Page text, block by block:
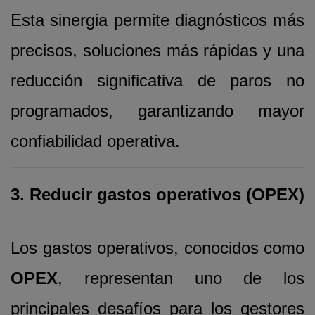
Esta sinergia permite diagnósticos más
precisos, soluciones más rápidas y una
reducción significativa de paros no
programados, garantizando mayor
confiabilidad operativa.
3. Reducir gastos operativos (OPEX)
Los gastos operativos, conocidos como
OPEX, representan uno de los
principales desafíos para los gestores